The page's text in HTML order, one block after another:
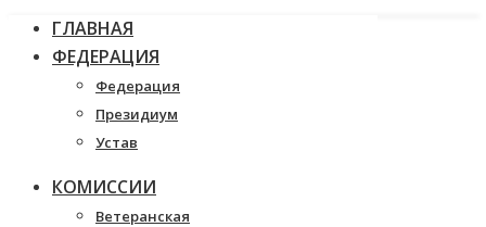
ГЛАВНАЯ
ФЕДЕРАЦИЯ
Федерация
Президиум
Устав
КОМИССИИ
Ветеранская